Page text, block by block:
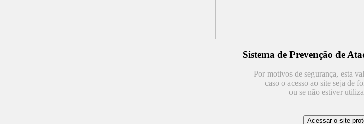
Sistema de Prevenção de
Por motivos de segurança, esta
caso o acesso ao site seja de
ou se não estiver